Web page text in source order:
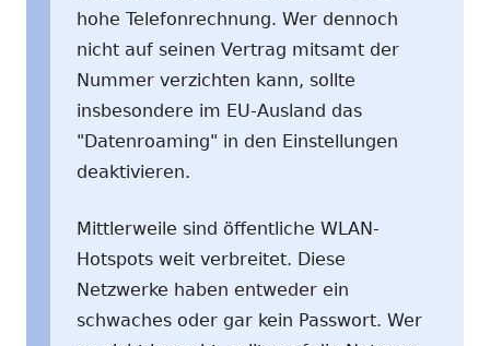
hohe Telefonrechnung. Wer dennoch
nicht auf seinen Vertrag mitsamt der
Nummer verzichten kann, sollte
insbesondere im EU-Ausland das
"Datenroaming" in den Einstellungen
deaktivieren.
Mittlerweile sind öffentliche WLAN-
Hotspots weit verbreitet. Diese
Netzwerke haben entweder ein
schwaches oder gar kein Passwort. Wer